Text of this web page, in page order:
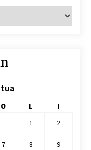
O L
I
1
2
7 8 9